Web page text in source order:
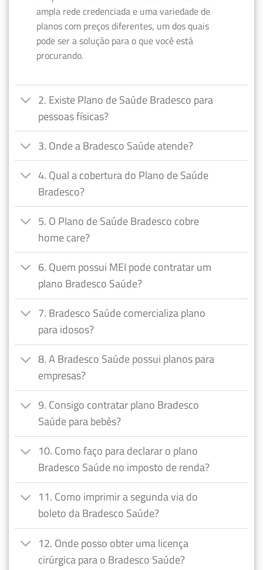
ampla rede credenciada e uma variedade de
planos com preços diferentes, um dos quais
pode ser a solução para o que você está
procurando.
2. Existe Plano de Saúde Bradesco para
pessoas físicas?
3. Onde a Bradesco Saúde atende?
4. Qual a cobertura do Plano de Saúde
Bradesco?
5. O Plano de Saúde Bradesco cobre
home care?
6. Quem possui MEI pode contratar um
plano Bradesco Saúde?
7. Bradesco Saúde comercializa plano
para idosos?
8. A Bradesco Saúde possui planos para
empresas?
9. Consigo contratar plano Bradesco
Saúde para bebês?
10. Como faço para declarar o plano
Bradesco Saúde no imposto de renda?
11. Como imprimir a segunda via do
boleto da Bradesco Saúde?
12. Onde posso obter uma licença
cirúrgica para o Bradesco Saúde?